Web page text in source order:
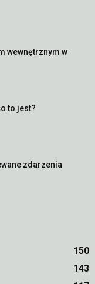
wewnętrznym w
to jest?
zdarzenia
150
143